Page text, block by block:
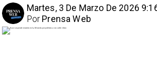
Martes, 3 De Marzo De 2026
Prensa Web
Por